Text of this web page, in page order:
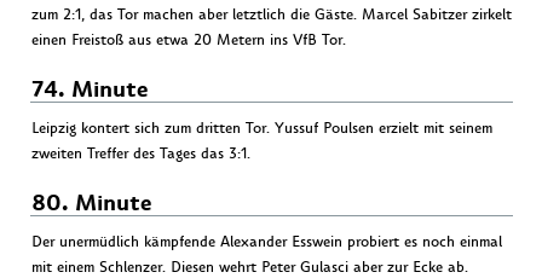
zum 2:1, das Tor machen aber letztlich die Gäste. Marcel Sabitzer zirkelt
einen Freistoß aus etwa 20 Metern ins VfB Tor.
74. Minute
Leipzig kontert sich zum dritten Tor. Yussuf Poulsen erzielt mit seinem
zweiten Treffer des Tages das 3:1.
80. Minute
Der unermüdlich kämpfende Alexander Esswein probiert es noch einmal
mit einem Schlenzer. Diesen wehrt Peter Gulasci aber zur Ecke ab.